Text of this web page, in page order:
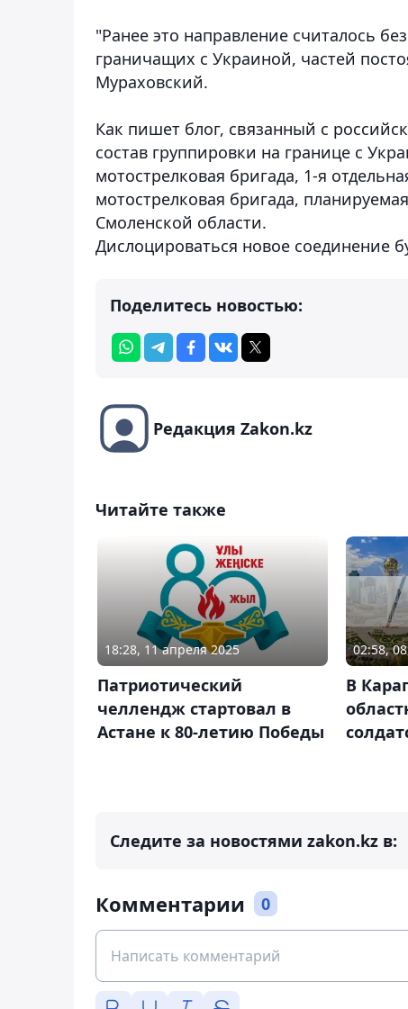
"Ранее это направление считалось
граничащих с Украиной, частей
Мураховский.
Как пишет блог, связанный с
состав группировки на границе с
мотострелковая бригада, 1-я
мотострелковая бригада,
Смоленской области.
Дислоцироваться новое соединение
Поделитесь новостью:
Редакция Zakon.kz
Читайте также
18:28, 11 апреля 2025
Патриотический
челлендж стартовал в
Астане к 80-летию Победы
02:58,
В
Следите за новостями zakon.kz в:
Комментарии 0